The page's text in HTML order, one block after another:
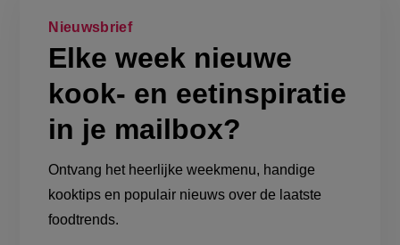
Nieuwsbrief
Elke week nieuwe
kook- en eetinspiratie
in je mailbox?
Ontvang het heerlijke weekmenu, handige
kooktips en populair nieuws over de laatste
foodtrends.